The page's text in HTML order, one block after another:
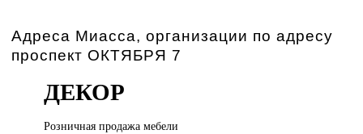
Адреса Миасса, организации по адресу
проспект ОКТЯБРЯ 7
ДЕКОР
Розничная продажамебели